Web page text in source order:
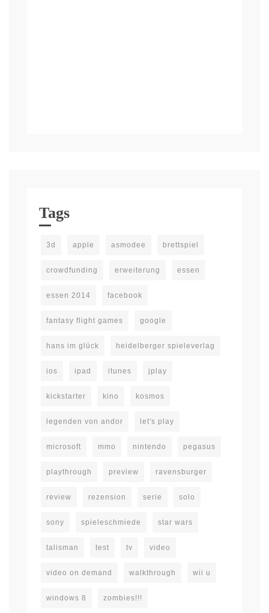
Tags
3d apple asmodee brettspiel
crowdfunding erweiterung essen
essen 2014 facebook
fantasy flight games google
hans im glück heidelberger spieleverlag
ios ipad itunes jplay
kickstarter kino kosmos
legenden von andor let's play
microsoft mmo nintendo pegasus
playthrough preview ravensburger
review rezension serie solo
sony spieleschmiede star wars
talisman test tv video
video on demand walkthrough wii u
windows 8 zombies!!!